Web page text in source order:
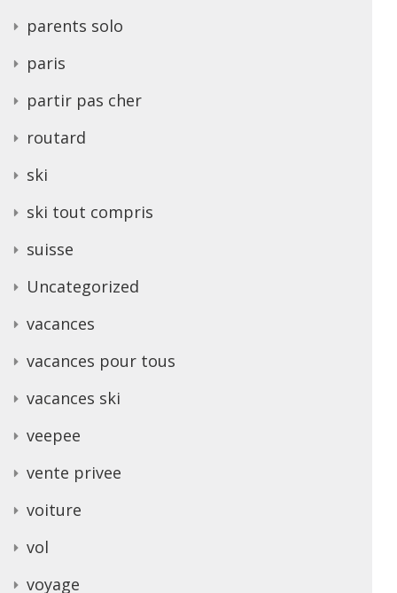
parents solo
paris
partir pas cher
routard
ski
ski tout compris
suisse
Uncategorized
vacances
vacances pour tous
vacances ski
veepee
vente privee
voiture
vol
voyage